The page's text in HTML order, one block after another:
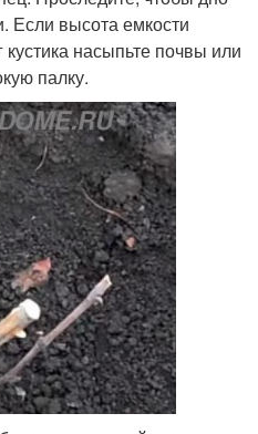
Если высота емкости
насыпьте почвы или
палку.